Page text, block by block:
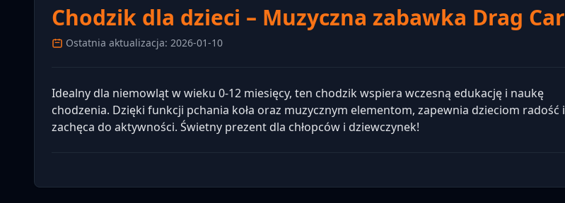
Chodzik dla dzieci – Muzyczna zabawka Drag Car
Ostatnia aktualizacja: 2026-01-10
Idealny dla niemowląt w wieku 0-12 miesięcy, ten chodzik wspiera wczesną edukację i naukę
chodzenia. Dzięki funkcji pchania koła oraz muzycznym elementom, zapewnia dzieciom radość i
zachęca do aktywności. Świetny prezent dla chłopców i dziewczynek!